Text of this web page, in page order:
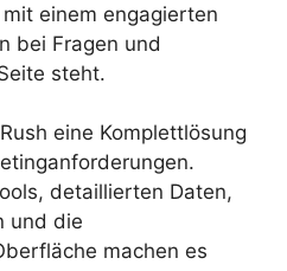
einem engagierten
bei Fragen und
steht.
eine Komplettlösung
detaillierten Daten,
und die
machen es